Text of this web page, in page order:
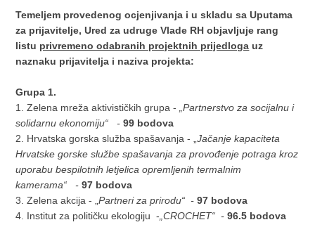
Temeljem provedenog ocjenjivanja i u skladu sa Uputama
za prijavitelje, Ured za udruge Vlade RH objavljuje rang
listu privremeno odabranih projektnih prijedloga uz
naznaku prijavitelja i naziva projekta:
Grupa 1.
1. Zelena mreža aktivističkih grupa - „Partnerstvo za socijalnu i
solidarnu ekonomiju“ -99 bodova
2. Hrvatska gorska služba spašavanja - „Jačanje kapaciteta
Hrvatske gorske službe spašavanja za provođenje potraga kroz
uporabu bespilotnih letjelica opremljenih termalnim
kamerama“ -97 bodova
3. Zelena akcija - „Partneri za prirodu“ -97 bodova
4. Institut za političku ekologiju - „CROCHET“ -96.5 bodova